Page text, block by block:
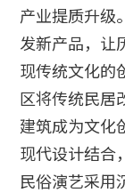
产业提质升级
发新产品，让
现传统文化的
区将传统民居
建筑成为文化
现代设计结合
民俗演艺采用